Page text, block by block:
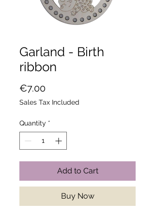
Garland - Birth
ribbon
€7.00Price
Sales Tax Included
Quantity *
Add to Cart
Buy Now